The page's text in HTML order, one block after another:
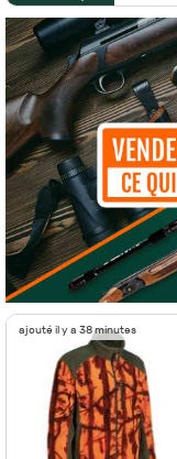
ajouté il y a 38 minutes